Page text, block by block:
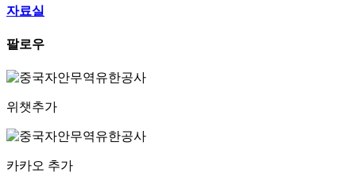
자료실
팔로우
위챗추가
카카오 추가